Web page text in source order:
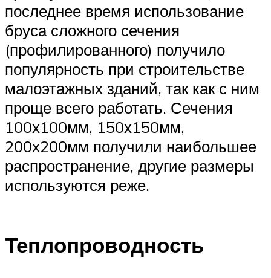
последнее время использование
бруса сложного сечения
(профилированного) получило
популярность при строительстве
малоэтажных зданий, так как с ним
проще всего работать. Сечения
100х100мм, 150х150мм,
200х200мм получили наибольшее
распространение, другие размеры
используются реже.
Теплопроводность